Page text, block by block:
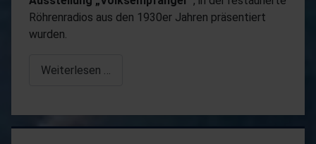
Röhrenradios aus den 1930er Jahren präsentiert
wurden.
Weiterlesen …